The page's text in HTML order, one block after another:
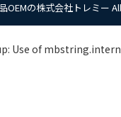
の株式会社トレミー
Use of